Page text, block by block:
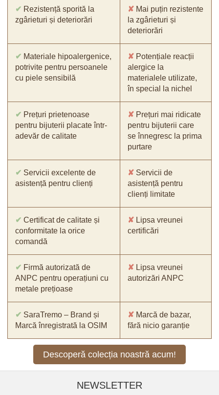
✔ Rezistență sporită la
zgârieturi și deteriorări
✘ Mai puțin rezistente
la zgârieturi și
deteriorări
✔ Materiale hipoalergenice,
potrivite pentru persoanele
cu piele sensibilă
✘ Potențiale reacții
alergice la
materialele utilizate,
în special la nichel
✔ Prețuri prietenoase
pentru bijuterii placate într-
adevăr de calitate
✘ Prețuri mai ridicate
pentru bijuterii care
se înnegresc la prima
purtare
✔ Servicii excelente de
asistență pentru clienți
✘ Servicii de
asistență pentru
clienți limitate
✔ Certificat de calitate și
conformitate la orice
comandă
✘ Lipsa vreunei
certificări
✔ Firmă autorizată de
ANPC pentru operațiuni cu
metale prețioase
✘ Lipsa vreunei
autorizări ANPC
✔ SaraTremo – Brand și
Marcă înregistrată la OSIM
✘ Marcă de bazar,
fără nicio garanție
Descoperă colecția noastră acum!
NEWSLETTER